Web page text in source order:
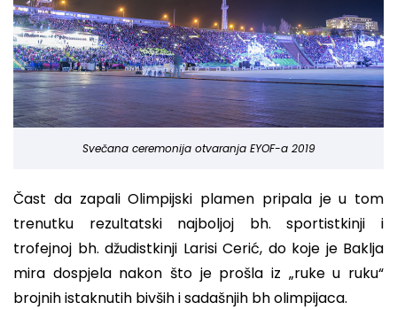
Svečana ceremonija otvaranja EYOF-a 2019
Čast da zapali Olimpijski plamen pripala je u tom
trenutku rezultatski najboljoj bh. sportistkinji i
trofejnoj bh. džudistkinji Larisi Cerić, do koje je Baklja
mira dospjela nakon što je prošla iz „ruke u ruku“
brojnih istaknutih bivših i sadašnjih bh olimpijaca.